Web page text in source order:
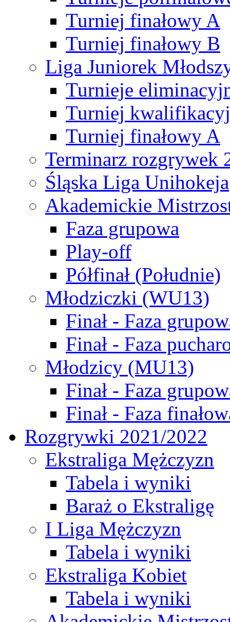
Turniej finałowy A
Turniej finałowy B
Liga Juniorek
Turnieje
Turniej
Turniej finałowy A
Terminarz rozgrywek
Śląska Liga Unihokeja
Akademickie
Faza grupowa
Play-off
Półfinał (Południe)
Młodziczki (WU13)
Finał - Faza
Finał - Faza
Młodzicy (MU13)
Finał - Faza
Finał - Faza
Rozgrywki 2021/2022
Ekstraliga Mężczyzn
Tabela i wyniki
Baraż o Ekstraligę
I Liga Mężczyzn
Tabela i wyniki
Ekstraliga Kobiet
Tabela i wyniki